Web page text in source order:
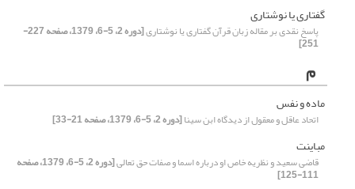
گفتاری یا نوشتاری
پاسخ نقدی بر مقاله زبان قرآن گفتاری یا نوشتاری [دوره 2، 5-6، 1379، صفحه 227-
251]
م
ماده و نفس
اتحاد عاقل و معقول از دیدگاه ابن سینا[دوره 2، 5-6، 1379، صفحه 21-33]
مباینت
قاضی سعید و نظریه خاص او درباره اسما و صفات حق تعالی [دوره 2، 5-6، 1379، صفحه
111-125]